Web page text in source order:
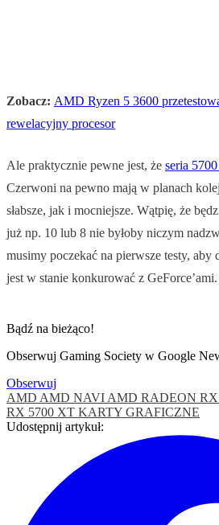
Zobacz: AMD Ryzen 5 3600
rewelacyjny procesor
Ale praktycznie pewne jest, że seria
Czerwoni na pewno mają w planach
słabsze, jak i mocniejsze. Wątpię, że
już np. 10 lub 8 nie byłoby niczym
musimy poczekać na pierwsze testy,
jest w stanie konkurować z GeForce’ami.
Bądź na bieżąco!
Obserwuj Gaming Society w Google
Obserwuj
AMD AMD NAVI AMD RADEON RX
RX 5700 XT KARTY GRAFICZNE
Udostępnij artykuł: